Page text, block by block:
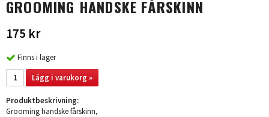
GROOMING HANDSKE FÅRSKINN
175 kr
Finns i lager
Lägg i varukorg »
Produktbeskrivning:
Grooming handske fårskinn,